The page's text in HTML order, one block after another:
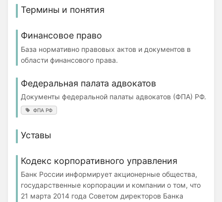
Термины и понятия
Финансовое право
База нормативно правовых актов и документов в
области финансового права.
Федеральная палата адвокатов
Документы федеральной палаты адвокатов (ФПА) РФ.
ФПА РФ
Уставы
Кодекс корпоративного управления
Банк России информирует акционерные общества,
государственные корпорации и компании о том, что
21 марта 2014 года Советом директоров Банка